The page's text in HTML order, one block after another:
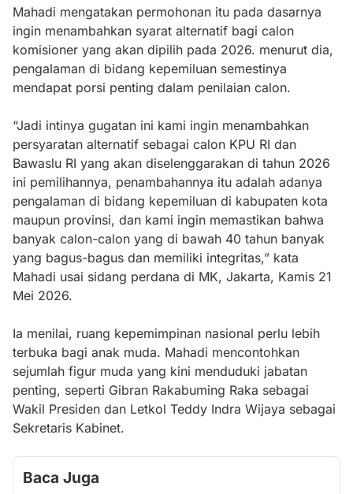
Mahadi mengatakan permohonan itu pada dasarnya
ingin menambahkan syarat alternatif bagi calon
komisioner yang akan dipilih pada 2026. menurut dia,
pengalaman di bidang kepemiluan semestinya
mendapat porsi penting dalam penilaian calon.
“Jadi intinya gugatan ini kami ingin menambahkan
persyaratan alternatif sebagai calon KPU RI dan
Bawaslu RI yang akan diselenggarakan di tahun 2026
ini pemilihannya, penambahannya itu adalah adanya
pengalaman di bidang kepemiluan di kabupaten kota
maupun provinsi, dan kami ingin memastikan bahwa
banyak calon-calon yang di bawah 40 tahun banyak
yang bagus-bagus dan memiliki integritas,” kata
Mahadi usai sidang perdana di MK, Jakarta, Kamis 21
Mei 2026.
Ia menilai, ruang kepemimpinan nasional perlu lebih
terbuka bagi anak muda. Mahadi mencontohkan
sejumlah figur muda yang kini menduduki jabatan
penting, seperti Gibran Rakabuming Raka sebagai
Wakil Presiden dan Letkol Teddy Indra Wijaya sebagai
Sekretaris Kabinet.
Baca Juga